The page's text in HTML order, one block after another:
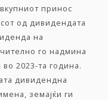
принос
од дивидендата
на
го надмина
2023-та година.
дивидендна
земајќи ги